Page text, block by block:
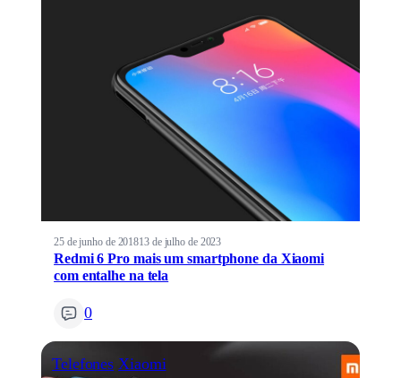
25 de junho de 201813 de julho de 2023
Redmi 6 Pro mais um smartphone da Xiaomi
com entalhe na tela
0
Telefones Xiaomi